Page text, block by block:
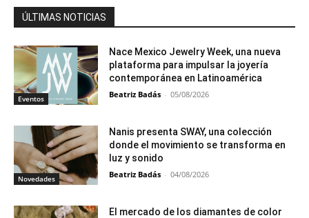
ÚLTIMAS NOTICIAS
Eventos
Nace Mexico Jewelry Week, una nueva
plataforma para impulsar la joyería
contemporánea en Latinoamérica
Beatriz Badás - 05/08/2026
Novedades
Nanis presenta SWAY, una colección
donde el movimiento se transforma en
luz y sonido
Beatriz Badás - 04/08/2026
El mercado de los diamantes de color